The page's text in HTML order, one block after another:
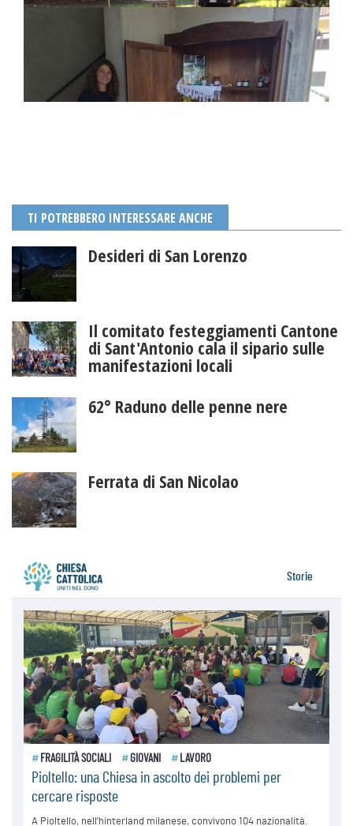
TI POTREBBERO INTERESSARE ANCHE
Desideri di San Lorenzo
Il comitato festeggiamenti Cantone
di Sant'Antonio cala il sipario sulle
manifestazioni locali
62° Raduno delle penne nere
Ferrata di San Nicolao